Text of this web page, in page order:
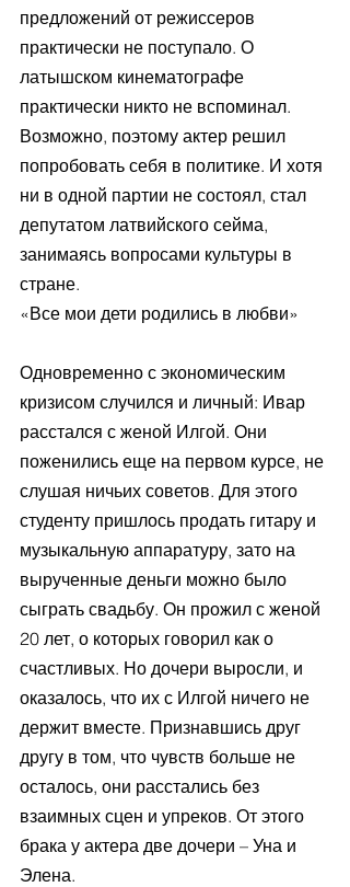
предложений от режиссеров
практически не поступало. О
латышском кинематографе
практически никто не вспоминал.
Возможно, поэтому актер решил
попробовать себя в политике. И хотя
ни в одной партии не состоял, стал
депутатом латвийского сейма,
занимаясь вопросами культуры в
стране.
«Все мои дети родились в любви»
Одновременно с экономическим
кризисом случился и личный: Ивар
расстался с женой Илгой. Они
поженились еще на первом курсе, не
слушая ничьих советов. Для этого
студенту пришлось продать гитару и
музыкальную аппаратуру, зато на
вырученные деньги можно было
сыграть свадьбу. Он прожил с женой
20 лет, о которых говорил как о
счастливых. Но дочери выросли, и
оказалось, что их с Илгой ничего не
держит вместе. Признавшись друг
другу в том, что чувств больше не
осталось, они расстались без
взаимных сцен и упреков. От этого
брака у актера две дочери – Уна и
Элена.